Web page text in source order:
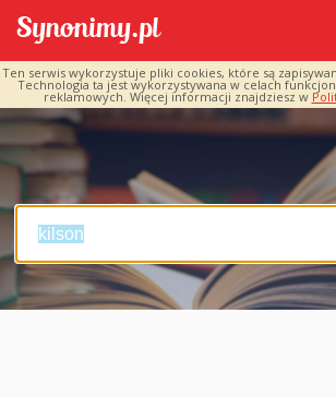
Ten serwis wykorzystuje pliki cookies, które są
Technologia ta jest wykorzystywana w celach
reklamowych. Więcej informacji znajdziesz w